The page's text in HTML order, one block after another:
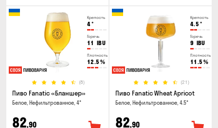
Крепость
4°
Горечь
11 IBU
Плотность
12.5 %
(8)
Пиво Fanatic «Бланшер»
Белое, Нефильтрованное, 4°
82,90
Крепость
4.5 °
Горечь
9 IBU
Плотность
11.5 %
(21)
Пиво Fanatic Wheat Apricot
Белое, Нефильтрованное, 4.5°
82,90